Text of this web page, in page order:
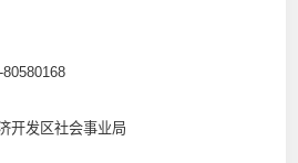
开发区社会事业局